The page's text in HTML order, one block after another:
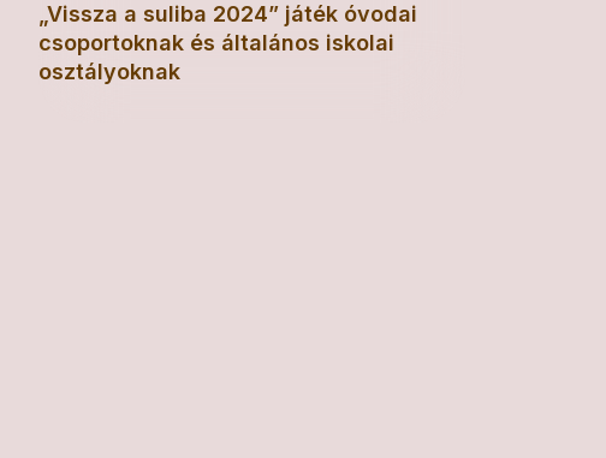
„Vissza a suliba 2024” játék óvodai
csoportoknak és általános iskolai
osztályoknak